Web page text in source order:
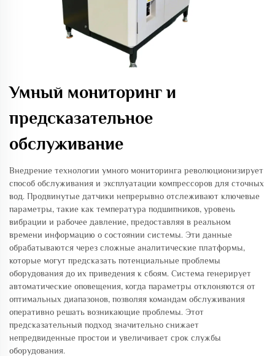
Умный мониторинг и
предсказательное
обслуживание
Внедрение технологии умного мониторинга революционизирует
способ обслуживания и эксплуатации компрессоров для сточных
вод. Продвинутые датчики непрерывно отслеживают ключевые
параметры, такие как температура подшипников, уровень
вибрации и рабочее давление, предоставляя в реальном
времени информацию о состоянии системы. Эти данные
обрабатываются через сложные аналитические платформы,
которые могут предсказать потенциальные проблемы
оборудования до их приведения к сбоям. Система генерирует
автоматические оповещения, когда параметры отклоняются от
оптимальных диапазонов, позволяя командам обслуживания
оперативно решать возникающие проблемы. Этот
предсказательный подход значительно снижает
непредвиденные простои и увеличивает срок службы
оборудования.